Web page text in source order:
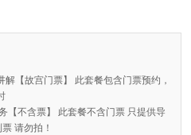
解【故宫门票】 此套餐包含门票预约，
【不含票】 此套餐不含门票 只提供导
请勿拍！